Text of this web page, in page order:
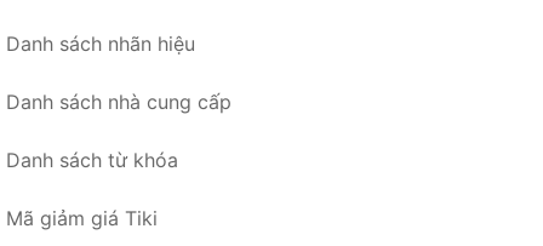
Danh sách nhãn hiệu
Danh sách nhà cung cấp
Danh sách từ khóa
Mã giảm giá Tiki